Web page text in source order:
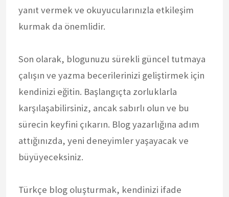
yanıt vermek ve okuyucularınızla etkileşim
kurmak da önemlidir.
Son olarak, blogunuzu sürekli güncel tutmaya
çalışın ve yazma becerilerinizi geliştirmek için
kendinizi eğitin. Başlangıçta zorluklarla
karşılaşabilirsiniz, ancak sabırlı olun ve bu
sürecin keyfini çıkarın. Blog yazarlığına adım
attığınızda, yeni deneyimler yaşayacak ve
büyüyeceksiniz.
Türkçe blog oluşturmak, kendinizi ifade